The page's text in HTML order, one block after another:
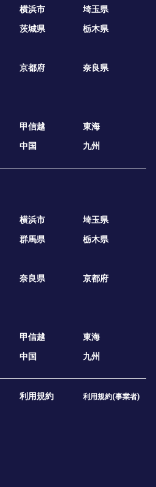
横浜市
埼玉県
茨城県 栃木県
京都府
奈良県
甲信越
東海
中国 九州
横浜市
埼玉県
群馬県 栃木県
奈良県
京都府
甲信越
東海
中国 九州
利用規約 利用規約(事業者)